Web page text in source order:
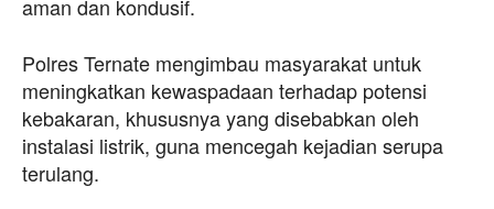
aman dan kondusif.
Polres Ternate mengimbau masyarakat untuk
meningkatkan kewaspadaan terhadap potensi
kebakaran, khususnya yang disebabkan oleh
instalasi listrik, guna mencegah kejadian serupa
terulang.